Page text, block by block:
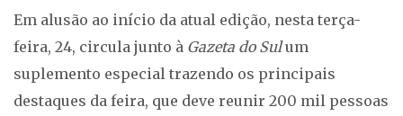
Em alusão ao início da atual edição, nesta terça-
feira, 24, circula junto à Gazeta do Sulum
suplemento especial trazendo os principais
destaques da feira, que deve reunir 200 mil pessoas